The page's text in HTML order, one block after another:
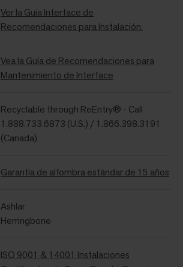
Ver la Guia Interface de
Recomendaciones para Instalación.
Vea la Guía de Recomendaciones para
Mantenimiento de Interface
Recyclable through ReEntry® - Call
1.888.733.6873 (U.S.) / 1.866.398.3191
(Canada)
Garantía de alfombra estándar de 15 años
Ashlar
Herringbone
ISO 9001 & 14001 Instalaciones